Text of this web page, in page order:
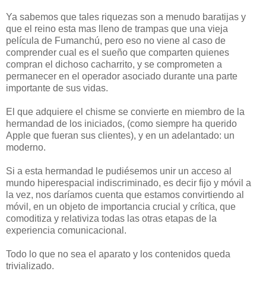
Ya sabemos que tales riquezas son a menudo baratijas y
que el reino esta mas lleno de trampas que una vieja
película de Fumanchú, pero eso no viene al caso de
comprender cual es el sueño que comparten quienes
compran el dichoso cacharrito, y se comprometen a
permanecer en el operador asociado durante una parte
importante de sus vidas.
El que adquiere el chisme se convierte en miembro de la
hermandad de los iniciados, (como siempre ha querido
Apple que fueran sus clientes), y en un adelantado: un
moderno.
Si a esta hermandad le pudiésemos unir un acceso al
mundo hiperespacial indiscriminado, es decir fijo y móvil a
la vez, nos daríamos cuenta que estamos convirtiendo al
móvil, en un objeto de importancia crucial y crítica, que
comoditiza y relativiza todas las otras etapas de la
experiencia comunicacional.
Todo lo que no sea el aparato y los contenidos queda
trivializado.